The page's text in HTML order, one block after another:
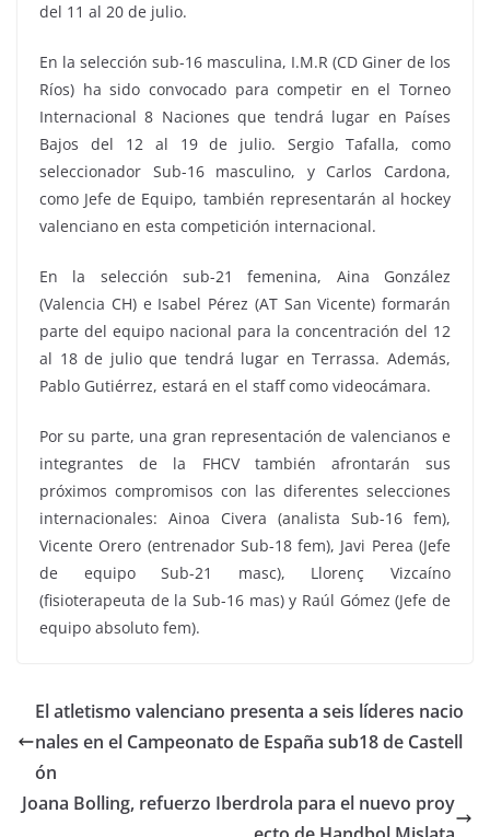
del 11 al 20 de julio.
En la selección sub-16 masculina, I.M.R (CD Giner de los
Ríos) ha sido convocado para competir en el Torneo
Internacional 8 Naciones que tendrá lugar en Países
Bajos del 12 al 19 de julio. Sergio Tafalla, como
seleccionador Sub-16 masculino, y Carlos Cardona,
como Jefe de Equipo, también representarán al hockey
valenciano en esta competición internacional.
En la selección sub-21 femenina, Aina González
(Valencia CH) e Isabel Pérez (AT San Vicente) formarán
parte del equipo nacional para la concentración del 12
al 18 de julio que tendrá lugar en Terrassa. Además,
Pablo Gutiérrez, estará en el staff como videocámara.
Por su parte, una gran representación de valencianos e
integrantes de la FHCV también afrontarán sus
próximos compromisos con las diferentes selecciones
internacionales: Ainoa Civera (analista Sub-16 fem),
Vicente Orero (entrenador Sub-18 fem), Javi Perea (Jefe
de equipo Sub-21 masc), Llorenç Vizcaíno
(fisioterapeuta de la Sub-16 mas) y Raúl Gómez (Jefe de
equipo absoluto fem).
El atletismo valenciano presenta a seis líderes nacio
nales en el Campeonato de España sub18 de Castell
ón
Joana Bolling, refuerzo Iberdrola para el nuevo proy